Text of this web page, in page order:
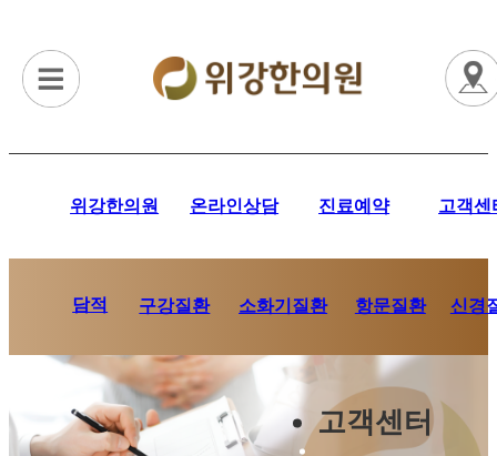
위강한의원 온라인상담 진료예약 고객센
담적 구강질환 소화기질환 항문질환 신경
고객센터